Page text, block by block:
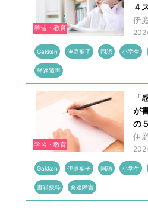
学習・教育
４
伊
Gakken 伊庭葉子 国語 小学生
発達障害
学習・教育
「
が
の
伊
Gakken 伊庭葉子 国語 小学生
書籍抜粋 発達障害